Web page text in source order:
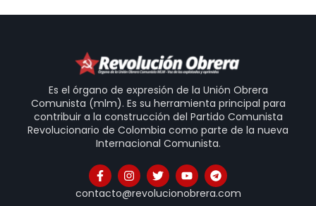
Es el órgano de expresión de la Unión Obrera
Comunista (mlm). Es su herramienta principal para
contribuir a la construcción del Partido Comunista
Revolucionario de Colombia como parte de la nueva
Internacional Comunista.
contacto@revolucionobrera.com